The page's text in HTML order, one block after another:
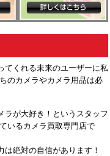
てくれる未来のユーザーに私
のカメラやカメラ用品は必
ラが大好き！というスタッフ
いるカメラ買取専門店で
絶対の自信があります！